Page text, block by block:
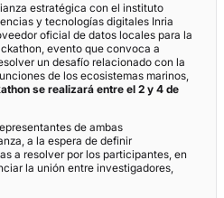
estratégica con el instituto
y tecnologías digitales Inria
oficial de datos locales para la
evento que convoca a
un desafío relacionado con la
de los ecosistemas marinos,
se realizará entre el 2 y 4 de
de ambas
a la espera de definir
a resolver por los participantes, en
la unión entre investigadores,